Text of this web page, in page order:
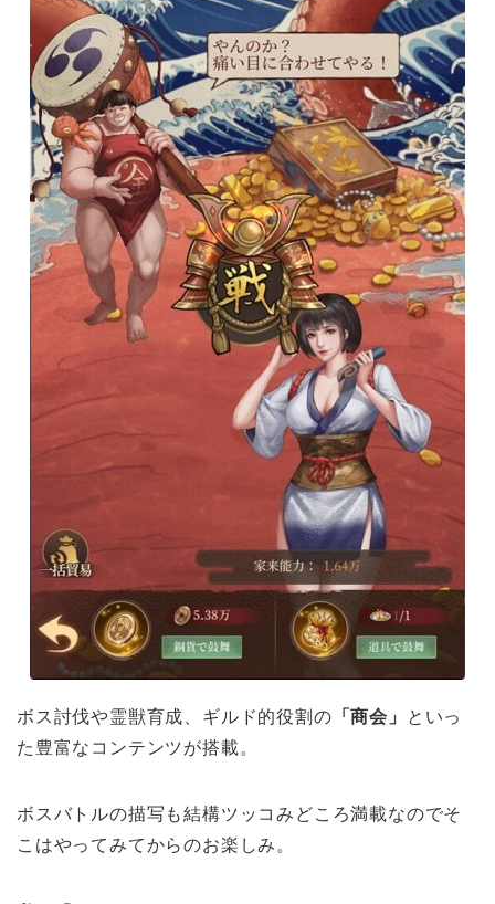
ボス討伐や霊獣育成、ギルド的役割の 「商会」
といっ
た豊富なコンテンツが搭載。
ボスバトルの描写も結構ツッコみどころ満載なのでそ
こはやってみてからのお楽しみ。